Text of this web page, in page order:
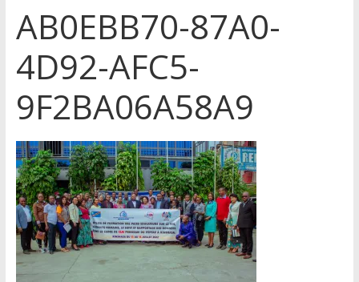
AB0EBB70-87A0-
4D92-AFC5-
9F2BA06A58A9